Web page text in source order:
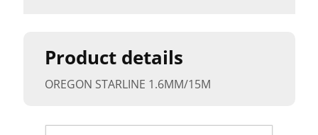
Product details
OREGON STARLINE 1.6MM/15M